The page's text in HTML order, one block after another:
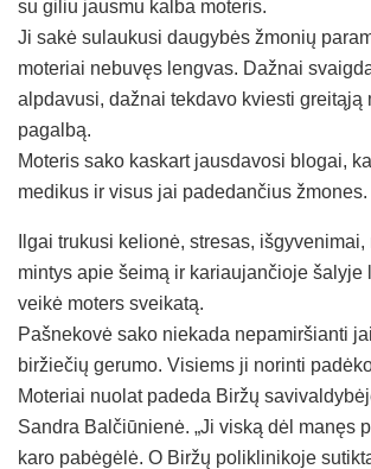
su giliu jausmu kalba moteris.
Ji sakė sulaukusi daugybės žmonių
moteriai nebuvęs lengvas. Dažnai
alpdavusi, dažnai tekdavo kviesti greitąją
pagalbą.
Moteris sako kaskart jausdavosi blogai,
medikus ir visus jai padedančius žmones.
Ilgai trukusi kelionė, stresas,
mintys apie šeimą ir kariaujančioje šalyje
veikė moters sveikatą.
Pašnekovė sako niekada nepamiršianti
biržiečių gerumo. Visiems ji norinti
Moteriai nuolat padeda Biržų
Sandra Balčiūnienė. „Ji viską dėl manęs
karo pabėgėlė. O Biržų poliklinikoje